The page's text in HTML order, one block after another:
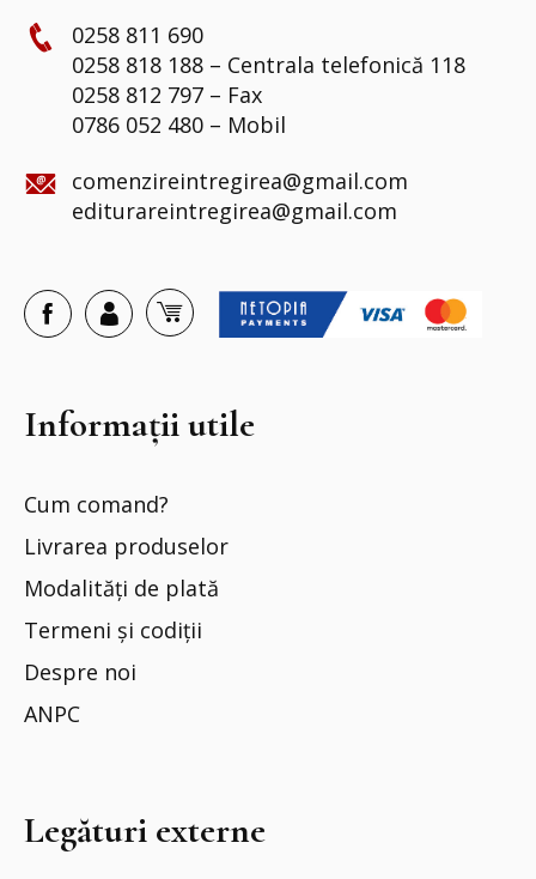
0258 811 690
0258 818 188 – Centrala telefonică 118
0258 812 797 – Fax
0786 052 480 – Mobil
comenzireintregirea@gmail.com
editurareintregirea@gmail.com
Informații utile
Cum comand?
Livrarea produselor
Modalități de plată
Termeni și codiții
Despre noi
ANPC
Legături externe